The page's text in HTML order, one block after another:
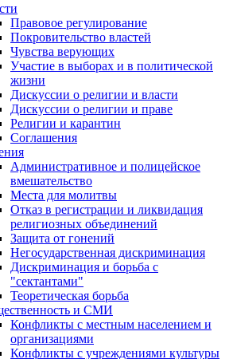
Правовое регулирование
Покровительство властей
Чувства верующих
Участие в выборах и в политической
жизни
Дискуссии о религии и власти
Дискуссии о религии и праве
Религии и карантин
Соглашения
Административное и полицейское
вмешательство
Места для молитвы
Отказ в регистрации и ликвидация
религиозных объединений
Защита от гонений
Негосударственная дискриминация
Дискриминация и борьба с
"сектантами"
Теоретическая борьба
и СМИ
Конфликты с местным населением и
организациями
Конфликты с учреждениями культуры